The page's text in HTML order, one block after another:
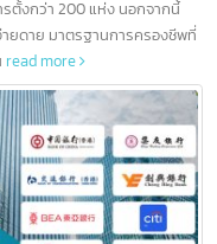
ะอีกมากกว่า 100
งประเทศ จากนโยบายและแนว
ากเริ่มดำเนินธุรกิจและเปิดสา
ทำให้สิงคโปร์กลายเป็นศูนย์กล
คารตั้งกว่า 200 แห่ง นอกจากนี้
งง่ายดาย มาตรฐานการครองชี
งินread more